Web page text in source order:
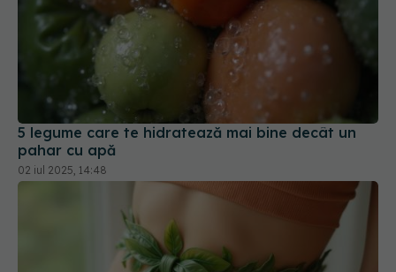
5 legume care te hidratează mai bine decât un
pahar cu apă
02 iul 2025, 14:48